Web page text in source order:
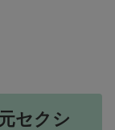
セクシ